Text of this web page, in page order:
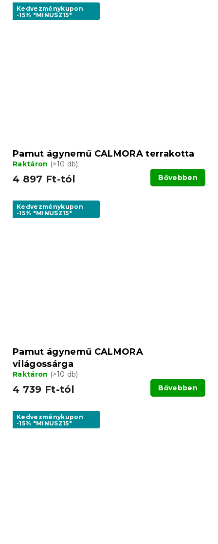
Kedvezménykupon
-15% "MINUSZ15"
Pamut ágynemű CALMORA terrakotta
Raktáron (>10 db)
4 897 Ft-tól Bővebben
Kedvezménykupon
-15% "MINUSZ15"
Pamut ágynemű CALMORA
világossárga
Raktáron (>10 db)
4 739 Ft-tól Bővebben
Kedvezménykupon
-15% "MINUSZ15"